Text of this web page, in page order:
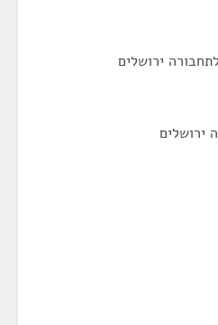
ירושלים
ירושלים